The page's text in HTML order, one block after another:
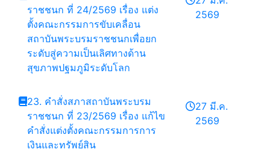
ราชชนก ที่ 24/2569 เรื่อง แต่ง
ตั้งคณะกรรมการขับเคลื่อน
สถาบันพระบรมราชชนกเพื่อยก
ระดับสู่ความเป็นเลิศทางด้าน
สุขภาพปฐมภูมิระดับโลก
2569
23. คำสั่งสภาสถาบันพระบรม
ราชชนก ที่ 23/2569 เรื่อง แก้ไข
คำสั่งแต่งตั้งคณะกรรมการการ
เงินและทรัพย์สิน
27 มี.ค.
2569